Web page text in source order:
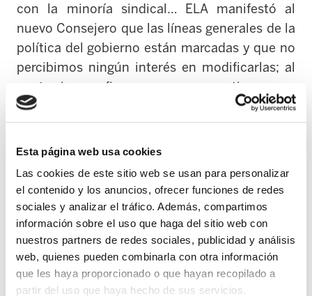
Esta página web usa cookies
Las cookies de este sitio web se usan para personalizar
el contenido y los anuncios, ofrecer funciones de redes
sociales y analizar el tráfico. Además, compartimos
información sobre el uso que haga del sitio web con
nuestros partners de redes sociales, publicidad y análisis
web, quienes pueden combinarla con otra información
que les haya proporcionado o que hayan recopilado a
partir del uso que haya hecho de sus servicios.
con la minoría sindical… ELA manifestó al
nuevo Consejero que las líneas generales de la
política del gobierno están marcadas y que no
percibimos ningún interés en modificarlas; al
contrario, se afirma que van a continuar con
ellas.
inaceptable política fiscal que sufrimos,
explicando que los acuerdos fiscales entre PNV,
PSE-EE y PP han sido completamente
irrelevantes en términos de recaudación. El
incremento de recaudación del 2014, del que el
Gobierno hace propaganda, se debe a la injusta
reforma del IVA que realizó Montoro (PP). Un